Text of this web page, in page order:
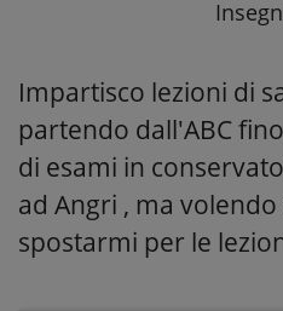
Impartisco lezioni di
partendo dall'ABC
di esami in
ad Angri , ma
spostarmi per le